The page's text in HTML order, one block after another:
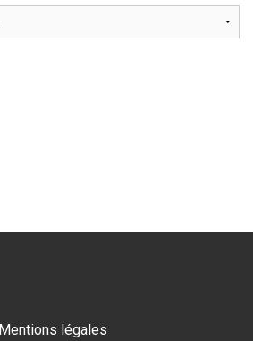
Mentions légales